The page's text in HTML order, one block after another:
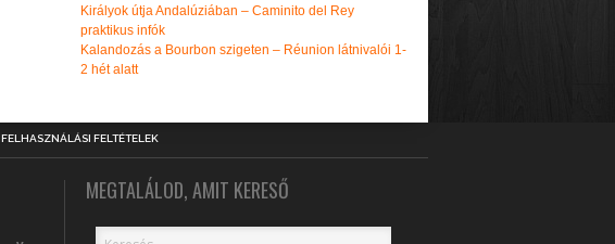
Királyok útja Andalúziában – Caminito del Rey
praktikus infók
Kalandozás a Bourbon szigeten – Réunion látnivalói 1-
2 hét alatt
FELHASZNÁLÁSI FELTÉTELEK
MEGTALÁLOD, AMIT KERESŐ